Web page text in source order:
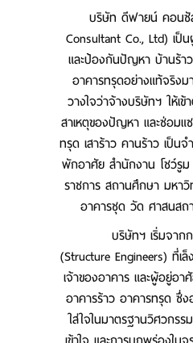
บริการซ่อมส่วนต่อเติม
เอียง
บริษัท ดีฟายน์ คอนซั
Consultant Co., Ltd) เป็
และป้องกันปัญหา บ้านร้า
อาคารทรุดอย่างแท้จริง
วางใจว่าจ้างบริษัทฯ ให้เข้
สาเหตุของปัญหา และซ่อม
ทรุด เสาร้าว คานร้าว เป็น
พักอาศัย สำนักงาน โชว์รู
ราชการ สถานศึกษา มหา
อาคารชุด วัด ศาสนสถ
บริษัทฯ เริ่มจากกลุ่
(Structure Engineers) ที่เ
เจ้าของอาคาร และผู้อยู่อ
อาคารร้าว อาคารทรุด ซึ่ง
ใส่ใจในมาตรฐานวิศวกร